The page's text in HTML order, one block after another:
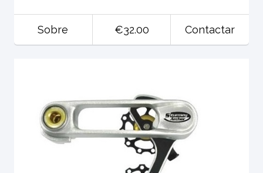
Sobre €32.00 Contactar